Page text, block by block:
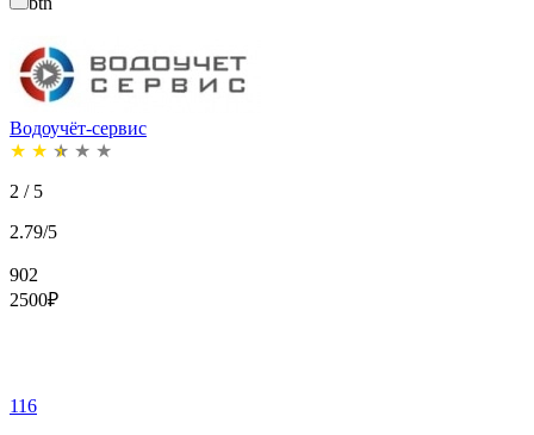
Водоучёт-сервис
★ ★ ★ ★ ★
2 / 5
2.79/5
902
2500₽
116